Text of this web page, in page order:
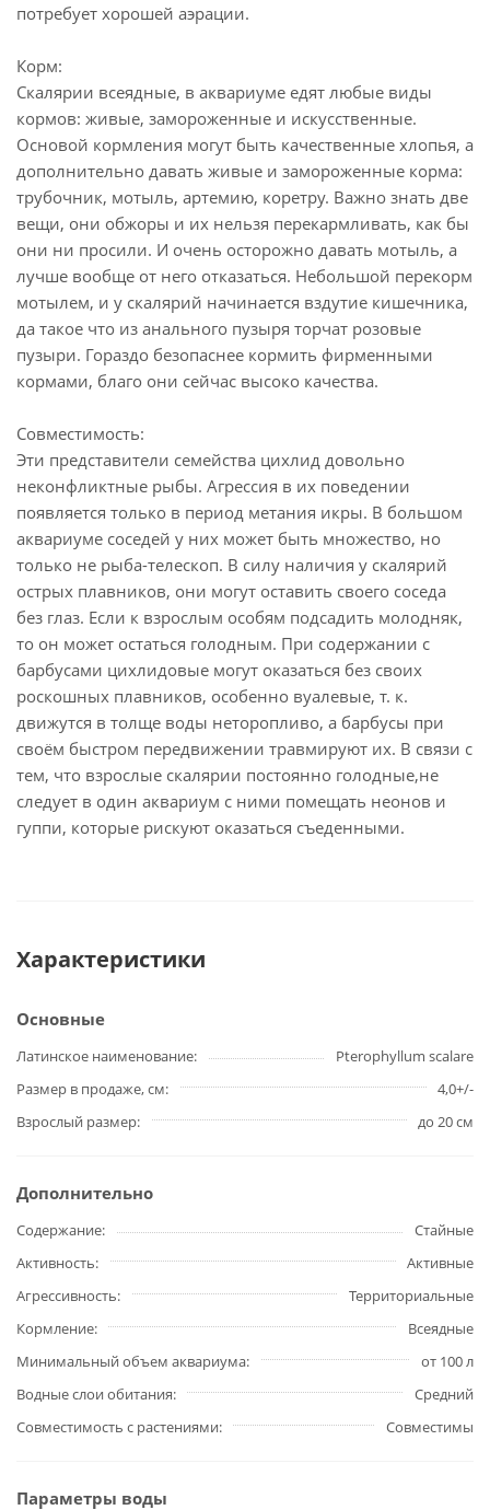
потребует хорошей аэрации.
Корм:
Скалярии всеядные, в аквариуме едят любые виды
кормов: живые, замороженные и искусственные.
Основой кормления могут быть качественные хлопья, а
дополнительно давать живые и замороженные корма:
трубочник, мотыль, артемию, коретру. Важно знать две
вещи, они обжоры и их нельзя перекармливать, как бы
они ни просили. И очень осторожно давать мотыль, а
лучше вообще от него отказаться. Небольшой перекорм
мотылем, и у скалярий начинается вздутие кишечника,
да такое что из анального пузыря торчат розовые
пузыри. Гораздо безопаснее кормить фирменными
кормами, благо они сейчас высоко качества.
Совместимость:
Эти представители семейства цихлид довольно
неконфликтные рыбы. Агрессия в их поведении
появляется только в период метания икры. В большом
аквариуме соседей у них может быть множество, но
только не рыба-телескоп. В силу наличия у скалярий
острых плавников, они могут оставить своего соседа
без глаз. Если к взрослым особям подсадить молодняк,
то он может остаться голодным. При содержании с
барбусами цихлидовые могут оказаться без своих
роскошных плавников, особенно вуалевые, т. к.
движутся в толще воды неторопливо, а барбусы при
своём быстром передвижении травмируют их. В связи с
тем, что взрослые скалярии постоянно голодные,не
следует в один аквариум с ними помещать неонов и
гуппи, которые рискуют оказаться съеденными.
Характеристики
Основные
Латинское наименование
Pterophyllum scalare
Размер в продаже, см
4,0+/-
Взрослый размер
до 20 см
Дополнительно
Содержание
Стайные
Активность
Активные
Агрессивность
Территориальные
Кормление
Всеядные
Минимальный объем аквариума
от 100 л
Водные слои обитания
Средний
Совместимость с растениями
Совместимы
Параметры воды